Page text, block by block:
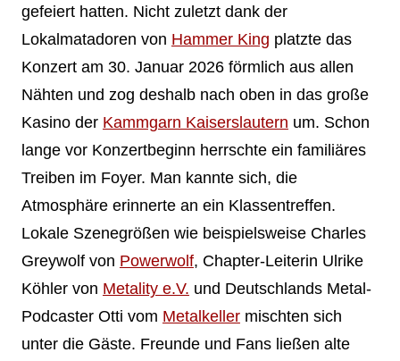
gefeiert hatten. Nicht zuletzt dank der
Lokalmatadoren von Hammer King platzte das
Konzert am 30. Januar 2026 förmlich aus allen
Nähten und zog deshalb nach oben in das große
Kasino der Kammgarn Kaiserslautern um. Schon
lange vor Konzertbeginn herrschte ein familiäres
Treiben im Foyer. Man kannte sich, die
Atmosphäre erinnerte an ein Klassentreffen.
Lokale Szenegrößen wie beispielsweise Charles
Greywolf von Powerwolf, Chapter-Leiterin Ulrike
Köhler von Metality e.V. und Deutschlands Metal-
Podcaster Otti vom Metalkellermischten sich
unter die Gäste. Freunde und Fans ließen alte